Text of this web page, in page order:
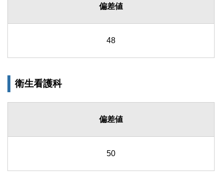
偏差値
48
衛生看護科
偏差値
50